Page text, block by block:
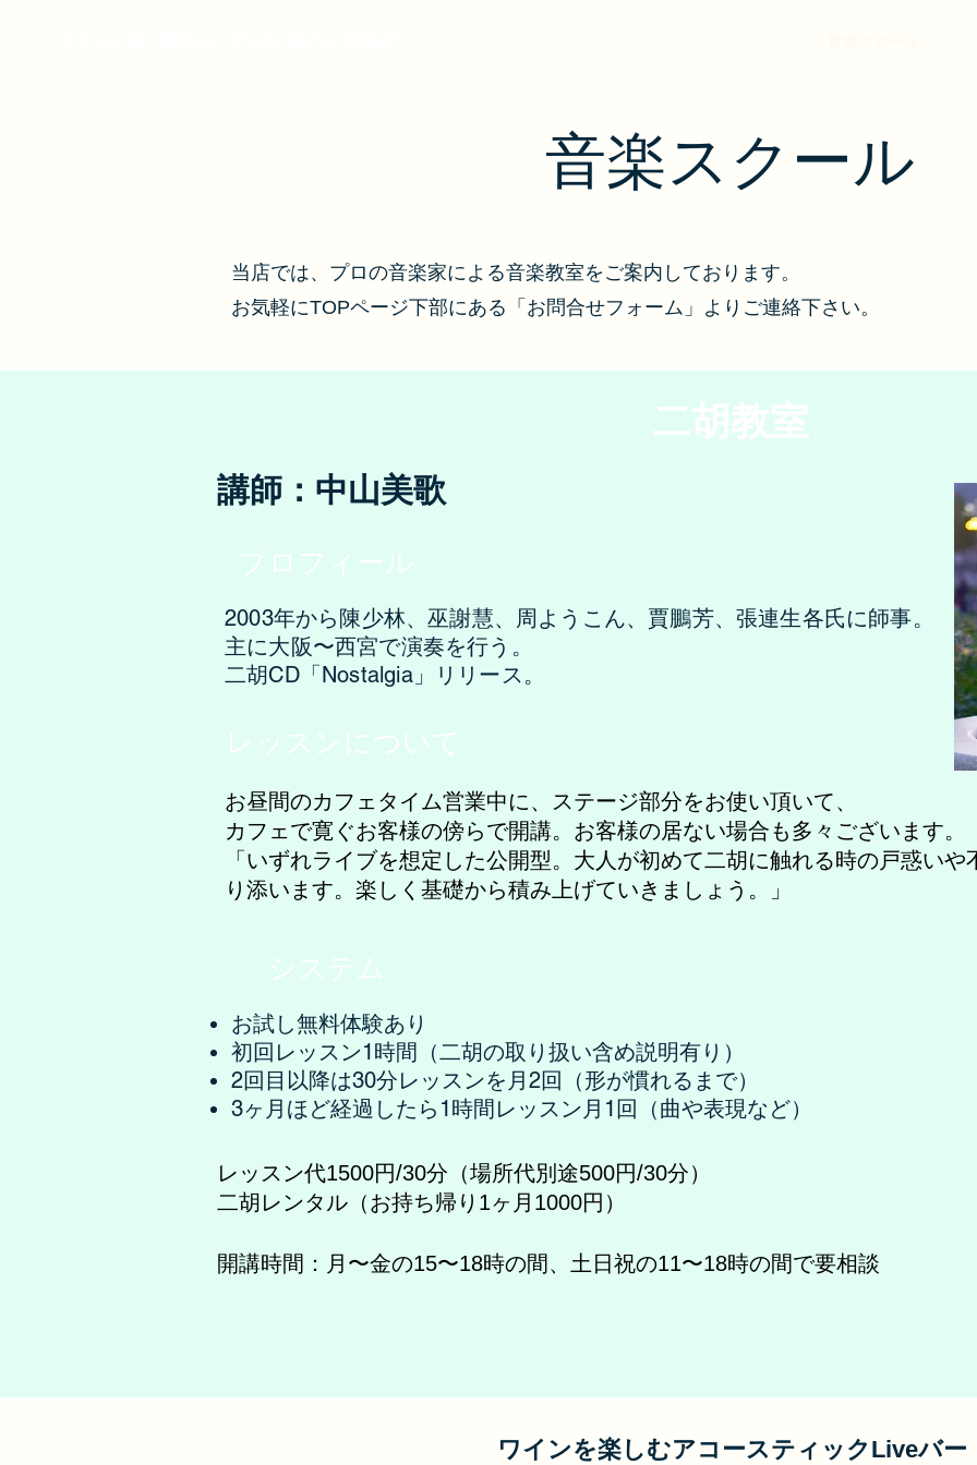
音楽スクール
当店では、プロの音楽家による音楽教室をご案内しております。
お気軽にTOPページ下部にある「お問合せフォーム」よりご連絡下さい。
二胡教室
講師：中山美歌
プロフィール
2003年から陳少林、巫謝慧、周ようこん、賈鵬芳、張連生各氏に師事。
主に大阪〜西宮で演奏を行う。
二胡CD「Nostalgia」リリース。
レッスンについて
お昼間のカフェタイム営業中に、ステージ部分をお使い頂いて、
カフェで寛ぐお客様の傍らで開講。お客様の居ない場合も多々ございます。
「いずれライブを想定した公開型。大人が初めて二胡に触れる時の戸惑いや
り添います。楽しく基礎から積み上げていきましょう。」
システム
お試し無料体験あり
初回レッスン1時間（二胡の取り扱い含め説明有り）
2回目以降は30分レッスンを月2回（形が慣れるまで）
3ヶ月ほど経過したら1時間レッスン月1回（曲や表現など）
レッスン代1500円/30分（場所代別途500円/30分）
二胡レンタル（お持ち帰り1ヶ月1000円）
開講時間：月〜金の15〜18時の間、 土日祝の11〜18時の間で要相談
ワインを楽しむアコースティックLiveバー